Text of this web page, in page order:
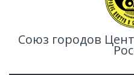
Союз городов